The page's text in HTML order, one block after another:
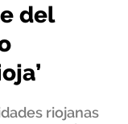
del
riojanas